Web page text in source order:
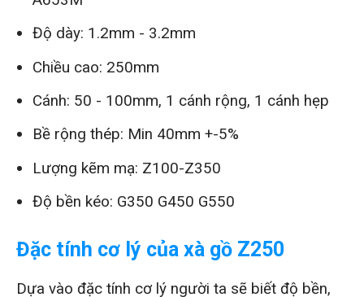
Độ dày: 1.2mm - 3.2mm
Chiều cao: 250mm
Cánh: 50 - 100mm, 1 cánh rộng, 1 cánh hẹp
Bề rộng thép: Min 40mm +-5%
Lượng kẽm mạ: Z100-Z350
Độ bền kéo: G350 G450 G550
Đặc tính cơ lý của xà gồ Z250
Dựa vào đặc tính cơ lý người ta sẽ biết độ bền,